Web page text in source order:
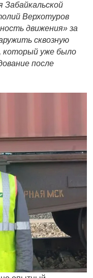
Забайкальской
Верхотуров
движения» за
сквозную
который уже было
после